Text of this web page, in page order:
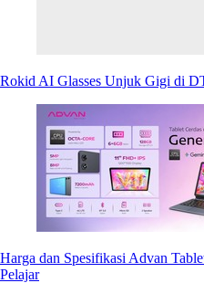
Rokid AI Glasses Unjuk Gigi di
Harga dan Spesifikasi Advan
Pelajar